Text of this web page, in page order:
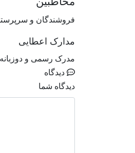
فروشندگان و
مدارک اعطایی
مدرک رسمی و
دیدگاه
دیدگاه شما